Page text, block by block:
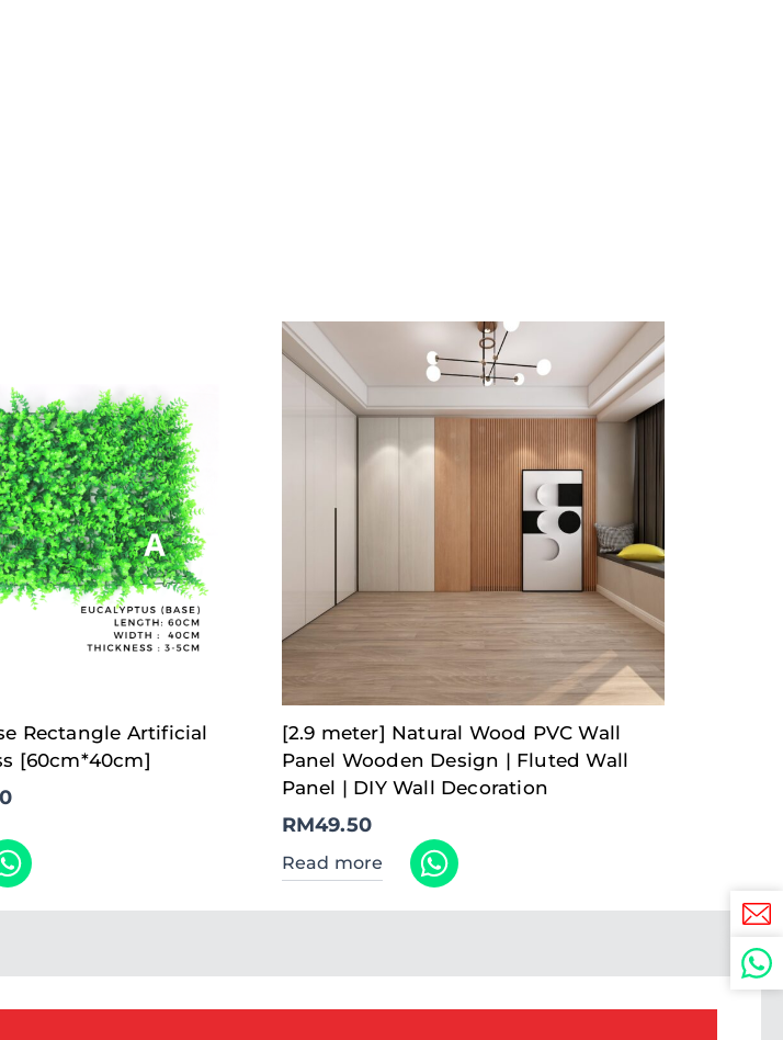
Rectangle Artificial
[60cm*40cm]
Current
price
is:
RM8.70.
[2.9 meter] Natural Wood PVC Wall
Panel Wooden Design | Fluted Wall
Panel | DIY Wall Decoration
RM49.50
Read more